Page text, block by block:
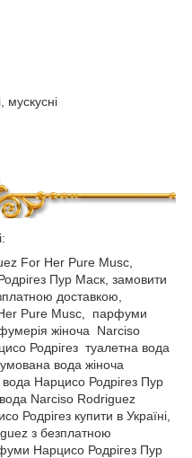
мускусні
For Her Pure Musc,
Пур Маск, замовити
доставкою,
Pure Musc, парфуми
жіноча Narciso
Родрігез туалетна вода
вода жіноча
Нарцисо Родрігез Пур
Narciso Rodriguez
Родрігез купити в Україні,
з безплатною
Нарцисо Родрігез Пур